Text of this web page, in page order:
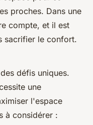
proches. Dans une
compte, et il est
sacrifier le confort.
défis uniques.
une
l'espace
à considérer :